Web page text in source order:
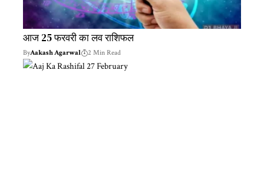
आज 25 फरवरी का लव राशिफल
ByAakash Agarwal 2 Min Read